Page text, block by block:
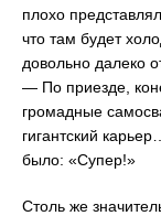
плохо
что там будет
довольно далеко
— По приезде,
громадные
гигантский
было: «Супер!»
Столь же